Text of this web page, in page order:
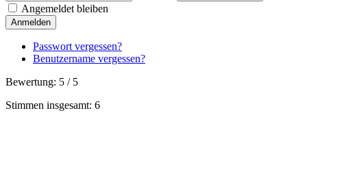
Angemeldet bleiben
Anmelden
Passwort vergessen?
Benutzername vergessen?
Bewertung: 5 / 5
Stimmen insgesamt: 6